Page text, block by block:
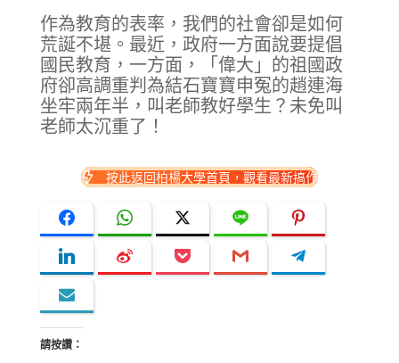
作為教育的表率，我們的社會卻是如何
荒誕不堪。最近，政府一方面說要提倡
國民教育，一方面，「偉大」的祖國政
府卻高調重判為結石寶寶申冤的趙連海
坐牢兩年半，叫老師教好學生？未免叫
老師太沉重了！
按此返回柏楊大學首頁，觀看最新搞作
請按讚：